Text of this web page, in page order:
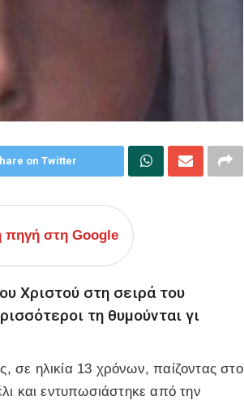
on Twitter
πηγή στη Google
Χριστού στη σειρά του
τη θυμούνται γι
σε ηλικία 13 χρόνων, παίζοντας στο
και εντυπωσιάστηκε από την